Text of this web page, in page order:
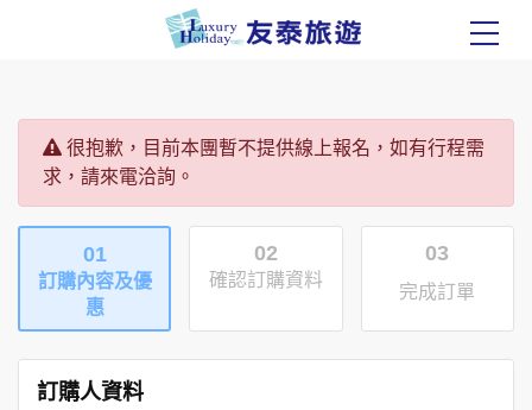
很抱歉，目前本團暫不提供線上報名，如有行程需
求，請來電洽詢。
01
訂購內容及優
惠
02
確認訂購資料
03
完成訂單
訂購人資料